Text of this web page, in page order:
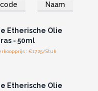
therapie aan je
Naam
registreer u voor
Etherische Olie
- 50ml
: €17.25/Stuk
Etherische Olie